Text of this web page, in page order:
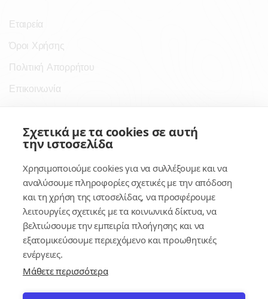
Εταιρεία
Όροι Χρήσης
Πολιτική Απορρήτου
Επικοινωνία
Σύνδεσμοι
Κέντρο Γνώσης
Πλατφόρμα
Εγγραφή
Για δημοσίους υπαλλήλους
Σχετικά με τα cookies σε αυτή
την ιστοσελίδα
Χρησιμοποιούμε cookies για να συλλέξουμε και να
αναλύσουμε πληροφορίες σχετικές με την απόδοση
και τη χρήση της ιστοσελίδας, να προσφέρουμε
λειτουργίες σχετικές με τα κοινωνικά δίκτυα, να
βελτιώσουμε την εμπειρία πλοήγησης και να
εξατομικεύσουμε περιεχόμενο και προωθητικές
ενέργειες.
Μάθετε περισσότερα